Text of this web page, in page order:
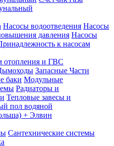
Насосы водоотведения Насосы
давления Насосы
к насосам
отопления и ГВС
Запасные Части
баки Модульные
Радиаторы и
Тепловые завесы и
пол водяной
+ Элвин
Сантехнические системы